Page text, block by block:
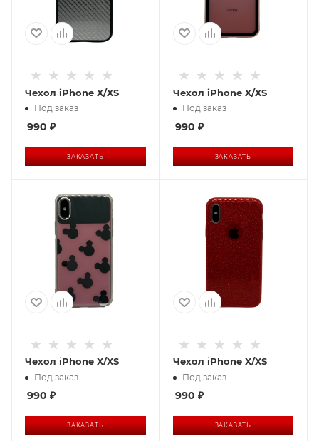
Чехол iPhone X/XS
Под заказ
990 ₽
ЗАКАЗАТЬ
Чехол iPhone X/XS
Под заказ
990 ₽
ЗАКАЗАТЬ
Чехол iPhone X/XS
Под заказ
990 ₽
ЗАКАЗАТЬ
Чехол iPhone X/XS
Под заказ
990 ₽
ЗАКАЗАТЬ